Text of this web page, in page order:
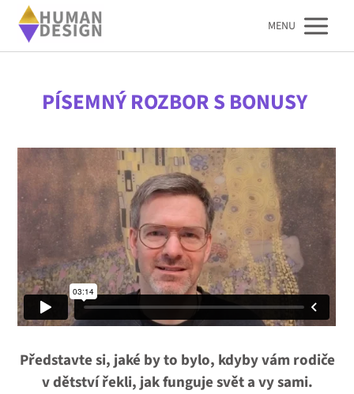
MENU
PÍSEMNÝROZBOR S BONUSY
Představte si, jaké by to bylo, kdyby vám rodiče
v dětství řekli, jak funguje svět a vy sami.